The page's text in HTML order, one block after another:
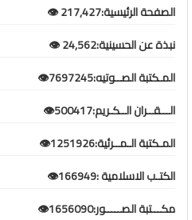
الصفحة الرئيسية:217,427 👁️
نبذة عن الحسينية:24,562 👁️
المـكتبة الصــوتيه:7697245👁️
الـــقــران الــكـريم:500417👁️
المـكتبة الـمــرئية:1251926👁️
الكتـب الاسلامية :166949👁️
مكـــتبة الصـــــور:1656090👁️